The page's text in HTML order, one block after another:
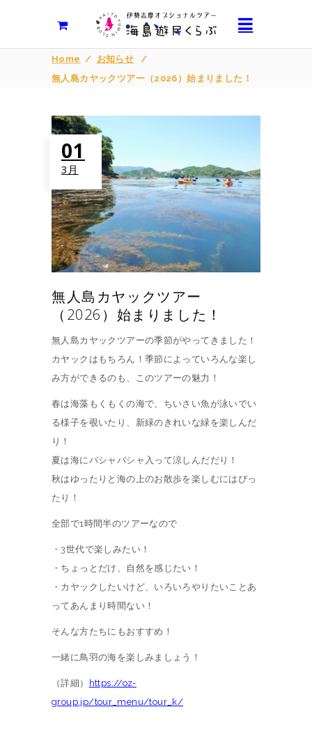
Home / お知らせ
/
無人島カヤックツアー（2026）始まりました！
01
3月
無人島カヤックツアー
（2026）始まりました！
無人島カヤックツアーの季節がやってきました！
カヤックはもちろん！季節によっていろんな楽し
み方ができるのも、このツアーの魅力！
春は海藻もくもくの海で、ちいさい魚が泳いでい
る様子を覗いたり、新緑のきれいな緑を楽しんだ
り！
夏は海にバシャバシャ入って涼しんだだり！
秋はゆったりと海の上のお散歩を楽しむにはぴっ
たり！
全部で1時間半のツアーなので
・3世代で楽しみたい！
・ちょっとだけ、自然を感じたい！
・カヤックしたいけど、いろいろやりたいことあ
ってあんまり時間ない！
そんな方たちにもおすすめ！
一緒に鳥羽の海を楽しみましょう！
（詳細）
https://oz-
group.jp/tour_menu/tour_k/